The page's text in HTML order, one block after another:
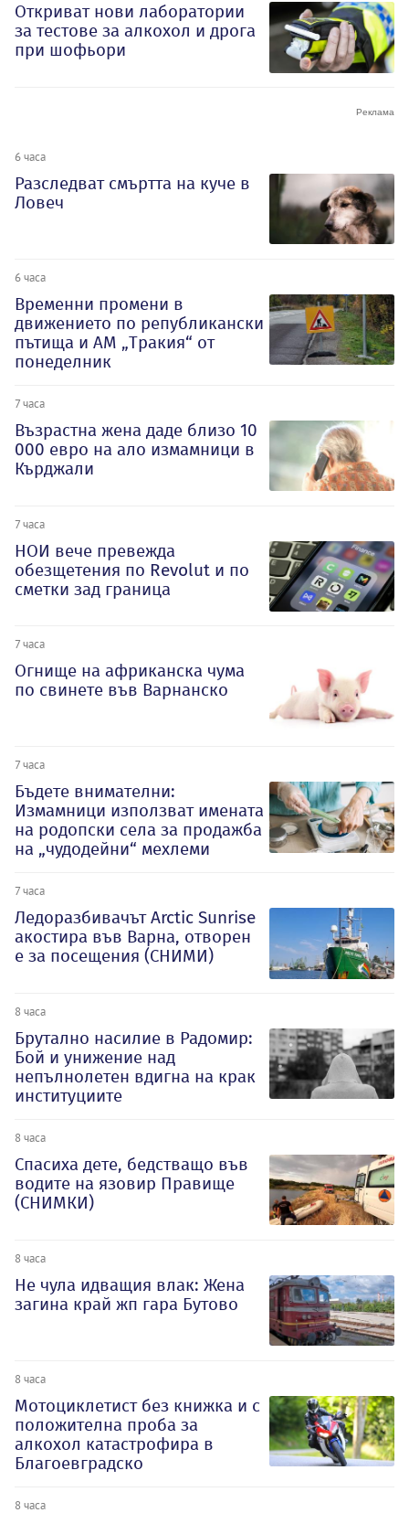
Откриват нови лаборатории
за тестове за алкохол и дрога
при шофьори
6 часа
Разследват смъртта на куче в
Ловеч
6 часа
Временни промени в
движението по републикански
пътища и АМ „Тракия“ от
понеделник
7 часа
Възрастна жена даде близо 10
000 евро на ало измамници в
Кърджали
7 часа
НОИ вече превежда
обезщетения по Revolut и по
сметки зад граница
7 часа
Огнище на африканска чума
по свинете във Варнанско
7 часа
Бъдете внимателни:
Измамници използват имената
на родопски села за продажба
на „чудодейни“ мехлеми
7 часа
Ледоразбивачът Arctic Sunrise
акостира във Варна, отворен
е за посещения (СНИМИ)
8 часа
Брутално насилие в Радомир:
Бой и унижение над
непълнолетен вдигна на крак
институциите
8 часа
Спасиха дете, бедстващо във
водите на язовир Правище
(СНИМКИ)
8 часа
Не чула идващия влак: Жена
загина край жп гара Бутово
8 часа
Мотоциклетист без книжка и с
положителна проба за
алкохол катастрофира в
Благоевградско
8 часа